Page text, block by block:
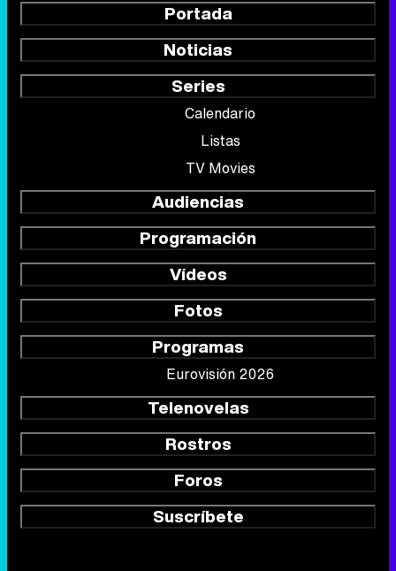
Portada
Noticias
Series
Calendario
Listas
TV Movies
Audiencias
Programación
Vídeos
Fotos
Programas
Eurovisión 2026
Telenovelas
Rostros
Foros
Suscríbete